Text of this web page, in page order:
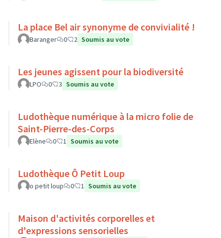
La place Bel air synonyme de convivialité !
Baranger 0 2 Soumis au vote
Les jeunes agissent pour la biodiversité
LPO 0 3 Soumis au vote
Ludothèque numérique à la micro folie de
Saint-Pierre-des-Corps
Elène 0 1 Soumis au vote
Ludothèque Ô Petit Loup
o petit loup 0 1 Soumis au vote
Maison d'activités corporelles et
d'expressions sensorielles